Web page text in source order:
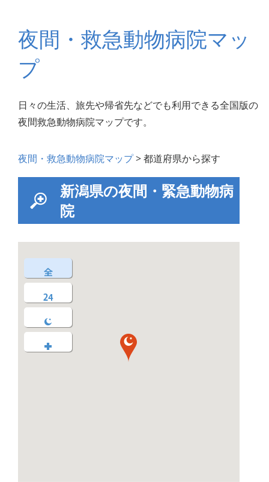
夜間・救急動物病院マッ
プ
日々の生活、旅先や帰省先などでも利用できる全国版の
夜間救急動物病院マップです。
夜間・救急動物病院マップ> 都道府県から探す
新潟県の夜間・緊急動物病
院